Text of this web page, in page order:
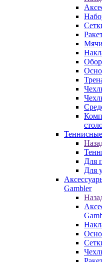
Мячи
Для
Для
Gambler